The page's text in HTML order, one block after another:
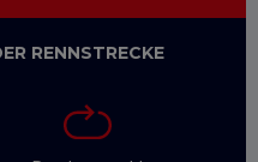
RENNSTRECKE